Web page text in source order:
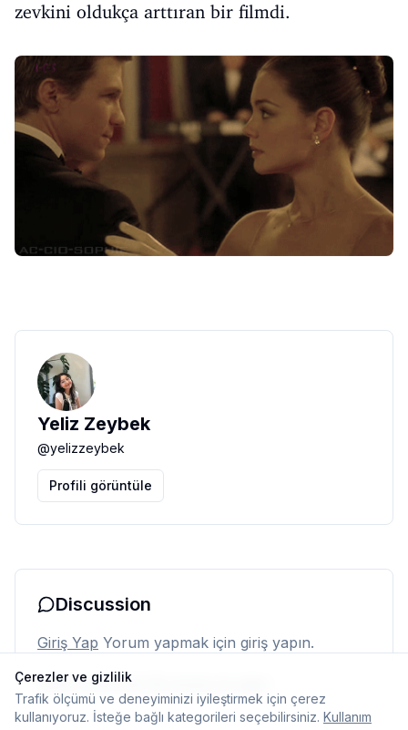
zevkini oldukça arttıran bir filmdi.
Yeliz Zeybek
@yelizzeybek
Profili görüntüle
Discussion
Giriş Yap Yorum yapmak için giriş yapın.
Henüz yorum yok. İlk yorumu siz yapın.
Çerezler ve gizlilik
Trafik ölçümü ve deneyiminizi iyileştirmek için çerez
kullanıyoruz. İsteğe bağlı kategorileri seçebilirsiniz. Kullanım